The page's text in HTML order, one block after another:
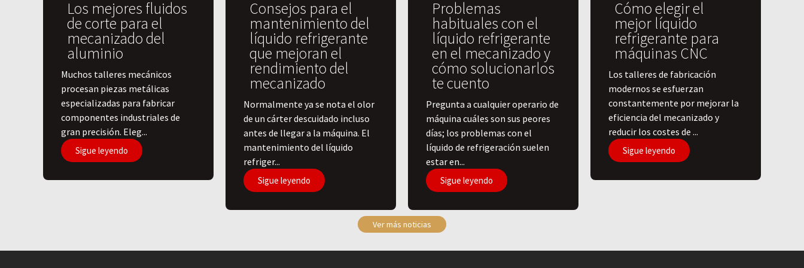
Los mejores fluidos
de corte para el
mecanizado del
aluminio
​Muchos talleres mecánicos
procesan piezas metálicas
especializadas para fabricar
componentes industriales de
gran precisión. Eleg...
Sigue leyendo
Consejos para el
mantenimiento del
líquido refrigerante
que mejoran el
rendimiento del
mecanizado
Normalmente ya se nota el olor
de un cárter descuidado incluso
antes de llegar a la máquina. El
mantenimiento del líquido
refriger...
Sigue leyendo
Problemas
habituales con el
líquido refrigerante
en el mecanizado y
cómo solucionarlos
te cuento
Pregunta a cualquier operario de
máquina cuáles son sus peores
días; los problemas con el
líquido de refrigeración suelen
estar en...
Sigue leyendo
Cómo elegir el
mejor líquido
refrigerante para
máquinas CNC
Los talleres de fabricación
modernos se esfuerzan
constantemente por mejorar la
eficiencia del mecanizado y
reducir los costes de ...
Sigue leyendo
Ver más noticias